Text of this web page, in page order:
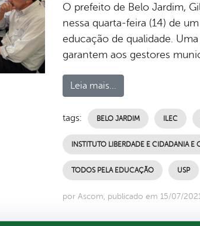
O prefeito de Belo Jardim,
nessa quarta-feira (14) de
educação de qualidade.
garantem aos gestores
Leia mais...
tags: BELO JARDIM ILEC
INSTITUTO LIBERDADE E CIDADANIA E
TODOS PELA EDUCAÇÃO USP
por Ascom, publicado em 15/07/